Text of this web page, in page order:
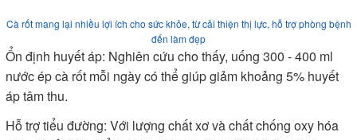
Cà rốt mang lại nhiều lợi ích cho sức khỏe, từ cải thiện thị lực, hỗ trợ phòng bệnh
đến làm đẹp
Ổn định huyết áp: Nghiên cứu cho thấy, uống 300 - 400 ml
nước ép cà rốt mỗi ngày có thể giúp giảm khoảng 5% huyết
áp tâm thu.
Hỗ trợ tiểu đường: Với lượng chất xơ và chất chống oxy hóa